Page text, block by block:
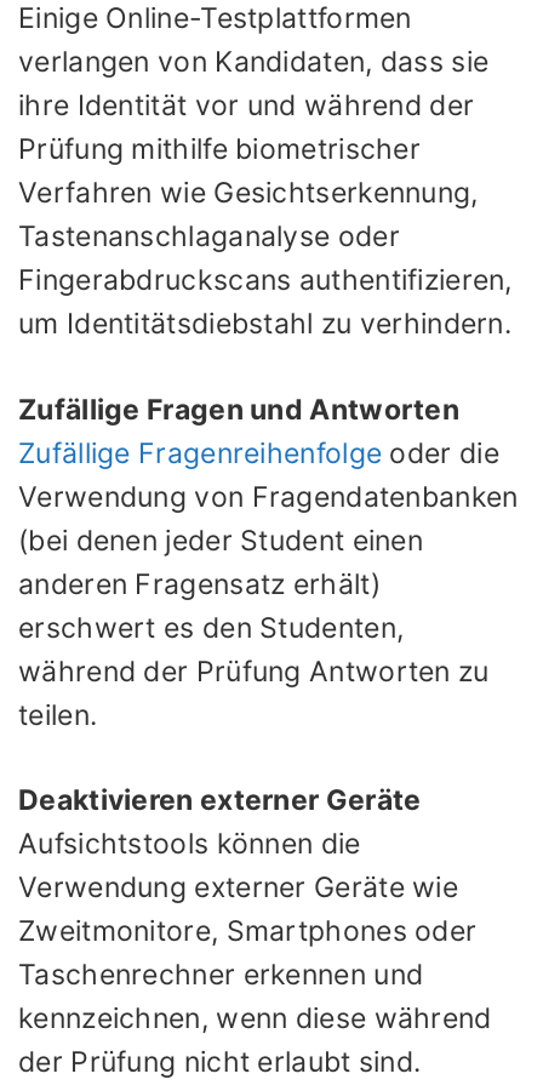
Einige Online-Testplattformen
verlangen von Kandidaten, dass sie
ihre Identität vor und während der
Prüfung mithilfe biometrischer
Verfahren wie Gesichtserkennung,
Tastenanschlaganalyse oder
Fingerabdruckscans authentifizieren,
um Identitätsdiebstahl zu verhindern.
Zufällige Fragen und Antworten
Zufällige Fragenreihenfolge oder die
Verwendung von Fragendatenbanken
(bei denen jeder Student einen
anderen Fragensatz erhält)
erschwert es den Studenten,
während der Prüfung Antworten zu
teilen.
Deaktivieren externer Geräte
Aufsichtstools können die
Verwendung externer Geräte wie
Zweitmonitore, Smartphones oder
Taschenrechner erkennen und
kennzeichnen, wenn diese während
der Prüfung nicht erlaubt sind.